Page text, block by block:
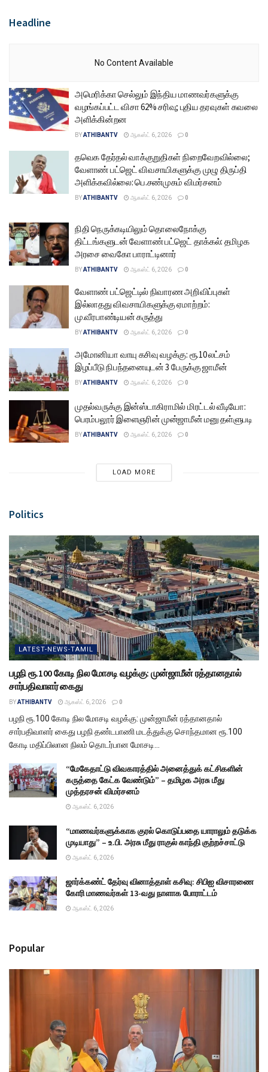
Headline
No Content Available
அமெரிக்கா செல்லும் இந்திய மாணவர்களுக்கு
வழங்கப்பட்ட விசா 62% சரிவு; புதிய தரவுகள் கவலை
அளிக்கின்றன
BYATHIBANTV ஆகஸ்ட் 6, 2026 0
தவெக தேர்தல் வாக்குறுதிகள் நிறைவேறவில்லை;
வேளாண் பட்ஜெட் விவசாயிகளுக்கு முழு திருப்தி
அளிக்கவில்லை: பெ.சண்முகம் விமர்சனம்
BYATHIBANTV ஆகஸ்ட் 6, 2026 0
நிதி நெருக்கடியிலும் தொலைநோக்கு
திட்டங்களுடன் வேளாண் பட்ஜெட் தாக்கல்: தமிழக
அரசை வைகோ பாராட்டினார்
BYATHIBANTV ஆகஸ்ட் 6, 2026 0
வேளாண் பட்ஜெட்டில் நிவாரண அறிவிப்புகள்
இல்லாதது விவசாயிகளுக்கு ஏமாற்றம்:
மு.வீரபாண்டியன் கருத்து
BYATHIBANTV ஆகஸ்ட் 6, 2026 0
அமோனியா வாயு கசிவு வழக்கு: ரூ.10 லட்சம்
இழப்பீடு நிபந்தனையுடன் 3 பேருக்கு ஜாமீன்
BYATHIBANTV ஆகஸ்ட் 6, 2026 0
முதல்வருக்கு இன்ஸ்டாகிராமில் மிரட்டல் வீடியோ:
பெரம்பலூர் இளைஞரின் முன்ஜாமீன் மனு தள்ளுபடி
BYATHIBANTV ஆகஸ்ட் 6, 2026 0
LOAD MORE
Politics
LATEST-NEWS-TAMIL
பழநி ரூ.100 கோடி நில மோசடி வழக்கு: முன்ஜாமீன் ரத்தானதால்
சார்பதிவாளர் கைது
BYATHIBANTV ஆகஸ்ட் 6, 2026 0
பழநி ரூ.100 கோடி நில மோசடி வழக்கு: முன்ஜாமீன் ரத்தானதால்
சார்பதிவாளர் கைது பழநி தண்டபாணி மடத்துக்கு சொந்தமான ரூ.100
கோடி மதிப்பிலான நிலம் தொடர்பான மோசடி...
“மேகேதாட்டு விவகாரத்தில் அனைத்துக் கட்சிகளின்
கருத்தை கேட்க வேண்டும்” – தமிழக அரசு மீது
முத்தரசன் விமர்சனம்
ஆகஸ்ட் 6, 2026
“மாணவர்களுக்காக குரல் கொடுப்பதை யாராலும் தடுக்க
முடியாது” – உ.பி. அரசு மீது ராகுல் காந்தி குற்றச்சாட்டு
ஆகஸ்ட் 6, 2026
ஜார்க்கண்ட் தேர்வு வினாத்தாள் கசிவு: சிபிஐ விசாரணை
கோரி மாணவர்கள் 13-வது நாளாக போராட்டம்
ஆகஸ்ட் 6, 2026
Popular